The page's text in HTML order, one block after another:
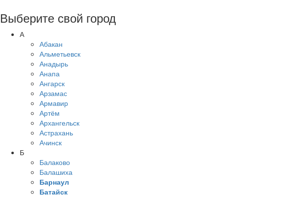
Выберите свой город
А
Абакан
Альметьевск
Анадырь
Анапа
Ангарск
Арзамас
Армавир
Артём
Архангельск
Астрахань
Ачинск
Б
Балаково
Балашиха
Барнаул
Батайск